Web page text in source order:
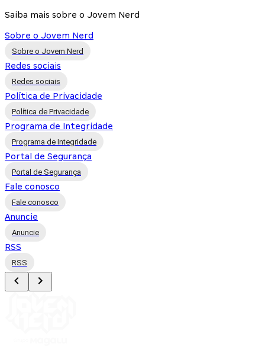
Saiba mais sobre o Jovem Nerd
Sobre o Jovem Nerd
Sobre o Jovem Nerd
Redes sociais
Redes sociais
Política de Privacidade
Política de Privacidade
Programa de Integridade
Programa de Integridade
Portal de Segurança
Portal de Segurança
Fale conosco
Fale conosco
Anuncie
Anuncie
RSS
RSS